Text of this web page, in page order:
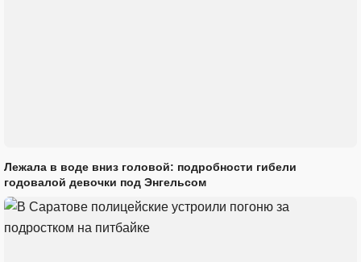
Лежала в воде вниз головой: подробности гибели
годовалой девочки под Энгельсом